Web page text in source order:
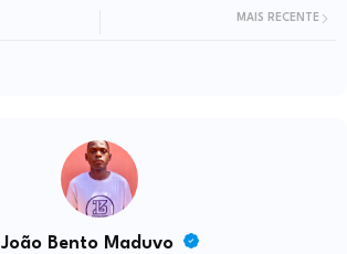
MAIS RECENTE
João Bento Maduvo